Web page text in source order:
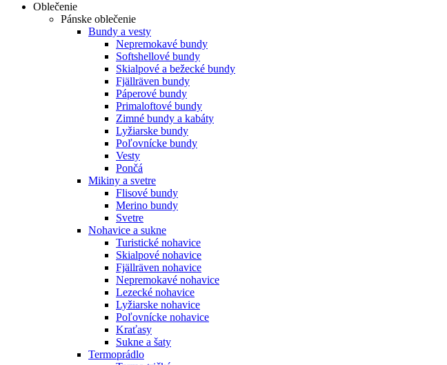
Oblečenie
Pánske oblečenie
Bundy a vesty
Nepremokavé bundy
Softshellové bundy
Skialpové a bežecké bundy
Fjällräven bundy
Páperové bundy
Primaloftové bundy
Zimné bundy a kabáty
Lyžiarske bundy
Poľovnícke bundy
Vesty
Pončá
Mikiny a svetre
Flisové bundy
Merino bundy
Svetre
Nohavice a sukne
Turistické nohavice
Skialpové nohavice
Fjällräven nohavice
Nepremokavé nohavice
Lezecké nohavice
Lyžiarske nohavice
Poľovnícke nohavice
Kraťasy
Sukne a šaty
Termoprádlo